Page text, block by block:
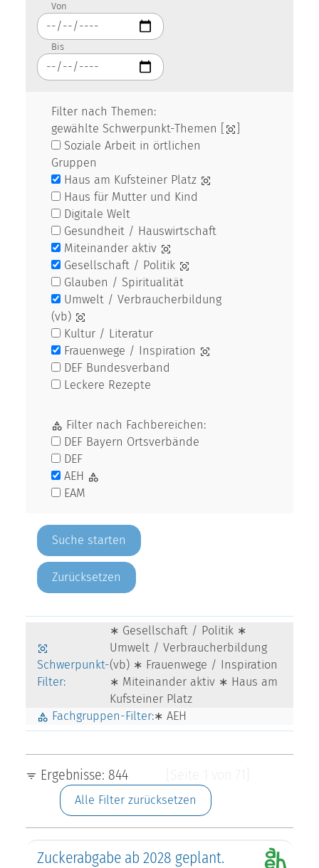
Von
Bis
Filter nach Themen:
gewählte Schwerpunkt-Themen [
Soziale Arbeit in örtlichen
Gruppen
Haus am Kufsteiner Platz
Haus für Mutter und Kind
Digitale Welt
Gesundheit / Hauswirtschaft
Miteinander aktiv
Gesellschaft / Politik
Glauben / Spiritualität
Umwelt / Verbraucherbildung
(vb)
Kultur / Literatur
Frauenwege / Inspiration
DEF Bundesverband
Leckere Rezepte
Filter nach Fachbereichen:
DEF Bayern Ortsverbände
DEF
AEH
EAM
Zurücksetzen
Schwerpunkt-
Filter:
∗ Gesellschaft / Politik ∗
Umwelt / Verbraucherbildung
(vb) ∗ Frauenwege / Inspiration
∗ Miteinander aktiv ∗ Haus am
Kufsteiner Platz
Fachgruppen-Filter:∗ AEH
Ergebnisse: 844
Alle Filter zurücksetzen
Zuckerabgabe ab 2028 geplant.